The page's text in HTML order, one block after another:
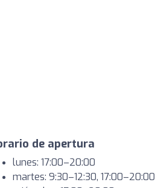
de apertura
lunes: 17:00–20:00
martes: 9:30–12:30, 17:00–20:00